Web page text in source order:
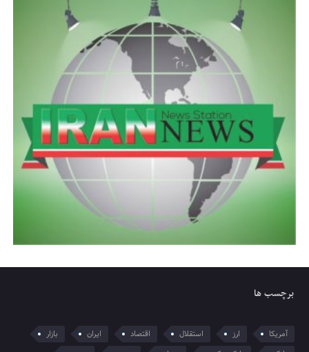
برچسب ها
آمریکا ارز استقلال اقتصاد ایران
بازار